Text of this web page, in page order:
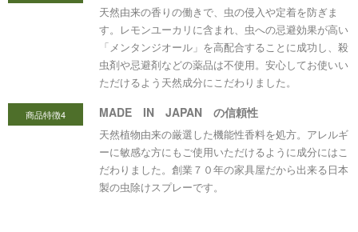
天然由来の香りの働きで、虫の侵入や定着を防ぎま
す。レモンユーカリに含まれ、虫への忌避効果が高い
「メンタンジオール」を高配合することに成功し、殺
虫剤や忌避剤などの薬品は不使用。安心してお使いい
ただけるよう天然成分にこだわりました。
商品特徴4 MADE IN JAPAN の信頼性
天然植物由来の厳選した機能性香料を処方。アレルギ
ーに敏感な方にもご使用いただけるように成分にはこ
だわりました。創業７０年の家具屋だから出来る日本
製の虫除けスプレーです。